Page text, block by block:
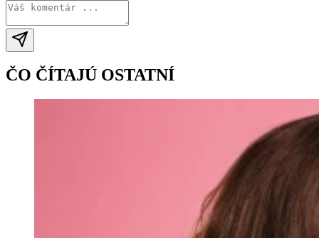
ČO ČÍTAJÚ OSTATNÍ